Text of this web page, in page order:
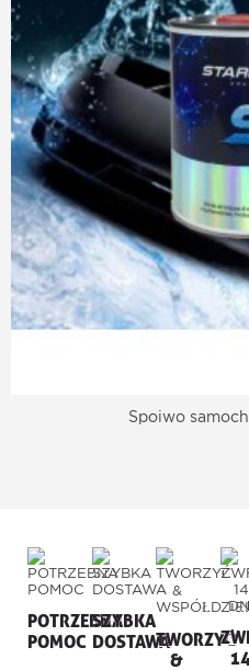
Spoiwo
POTRZEBNA
POMOC
SZYBKA
DOSTAWATWORZYĆ
&